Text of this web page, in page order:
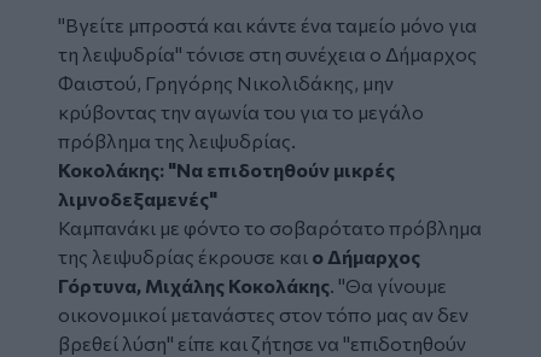
"Βγείτε μπροστά και κάντε ένα ταμείο μόνο για
τη λειψυδρία" τόνισε στη συνέχεια ο Δήμαρχος
Φαιστού, Γρηγόρης Νικολιδάκης, μην
κρύβοντας την αγωνία του για το μεγάλο
πρόβλημα της λειψυδρίας.
Κοκολάκης: "Να επιδοτηθούν μικρές
λιμνοδεξαμενές"
Καμπανάκι με φόντο το σοβαρότατο πρόβλημα
της λειψυδρίας έκρουσε και ο Δήμαρχος
Γόρτυνα, Μιχάλης Κοκολάκης . "Θα γίνουμε
οικονομικοί μετανάστες στον τόπο μας αν δεν
βρεθεί λύση" είπε και ζήτησε να "επιδοτηθούν